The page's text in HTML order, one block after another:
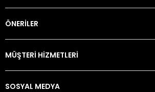
ÖNERİLER
MÜŞTERİ HİZMETLERİ
SOSYAL MEDYA